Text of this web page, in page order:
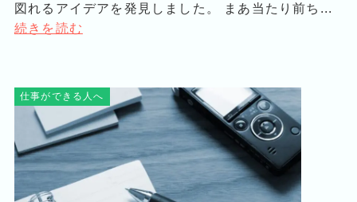
図れるアイデアを発見しました。 まあ当たり前ち...
続きを読む
仕事ができる人へ